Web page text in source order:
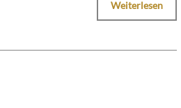
Weiterlesen